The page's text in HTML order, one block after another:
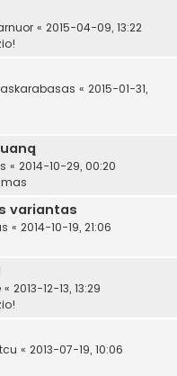
« 2015-04-09, 13:22
« 2015-01-31,
« 2014-10-29, 00:20
variantas
« 2014-10-19, 21:06
« 2013-12-13, 13:29
« 2013-07-19, 10:06